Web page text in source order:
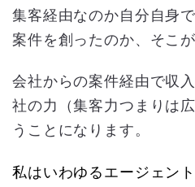
集客経由なのか自分自身
案件を創ったのか、そこ
会社からの案件経由で収
社の力（集客力つまりは
うことになります。
私はいわゆるエージェン